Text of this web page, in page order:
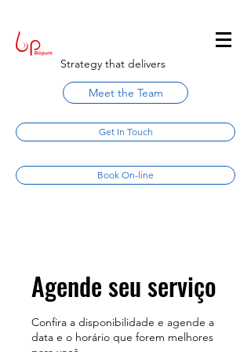
Strategy that delivers
Meet the Team
Get In Touch
Book On-line
Agende seu serviço
Confira a disponibilidade e agende a
data e o horário que forem melhores